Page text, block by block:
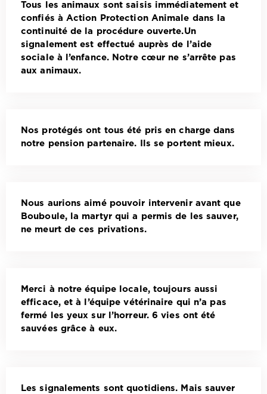
Tous les animaux sont saisis immédiatement et
confiés à Action Protection Animale dans la
continuité de la procédure ouverte.Un
signalement est effectué auprès de l’aide
sociale à l’enfance. Notre cœur ne s’arrête pas
aux animaux.
Nos protégés ont tous été pris en charge dans
notre pension partenaire. Ils se portent mieux.
Nous aurions aimé pouvoir intervenir avant que
Bouboule, la martyr qui a permis de les sauver,
ne meurt de ces privations.
Merci à notre équipe locale, toujours aussi
efficace, et à l’équipe vétérinaire qui n’a pas
fermé les yeux sur l’horreur. 6 vies ont été
sauvées grâce à eux.
Les signalements sont quotidiens. Mais sauver